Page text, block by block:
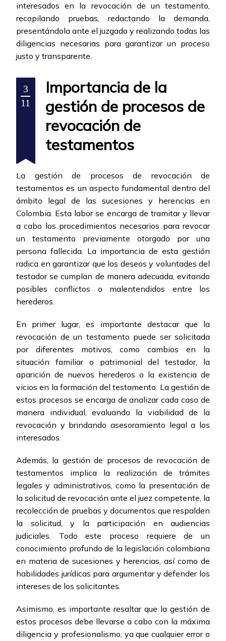
interesados en la revocación de un testamento,
recopilando pruebas, redactando la demanda,
presentándola ante el juzgado y realizando todas las
diligencias necesarias para garantizar un proceso
justo y transparente.
3
11
Importancia de la
gestión de procesos de
revocación de
testamentos
La gestión de procesos de revocación de
testamentos es un aspecto fundamental dentro del
ámbito legal de las sucesiones y herencias en
Colombia. Esta labor se encarga de tramitar y llevar
a cabo los procedimientos necesarios para revocar
un testamento previamente otorgado por una
persona fallecida. La importancia de esta gestión
radica en garantizar que los deseos y voluntades del
testador se cumplan de manera adecuada, evitando
posibles conflictos o malentendidos entre los
herederos.
En primer lugar, es importante destacar que la
revocación de un testamento puede ser solicitada
por diferentes motivos, como cambios en la
situación familiar o patrimonial del testador, la
aparición de nuevos herederos o la existencia de
vicios en la formación del testamento. La gestión de
estos procesos se encarga de analizar cada caso de
manera individual, evaluando la viabilidad de la
revocación y brindando asesoramiento legal a los
interesados.
Además, la gestión de procesos de revocación de
testamentos implica la realización de trámites
legales y administrativos, como la presentación de
la solicitud de revocación ante el juez competente, la
recolección de pruebas y documentos que respalden
la solicitud, y la participación en audiencias
judiciales. Todo este proceso requiere de un
conocimiento profundo de la legislación colombiana
en materia de sucesiones y herencias, así como de
habilidades jurídicas para argumentar y defender los
intereses de los solicitantes.
Asimismo, es importante resaltar que la gestión de
estos procesos debe llevarse a cabo con la máxima
diligencia y profesionalismo, ya que cualquier error o